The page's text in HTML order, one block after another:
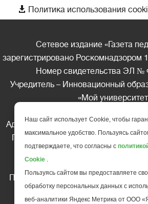
 Политика использования
Сетевое издание «Газета
зарегистрировано Роскомнадзором
Номер свидетельства ЭЛ №
Учредитель – Инновационный
«Мой
Адрес редакции: 185035 Россия,
Петрозаводск, ул. Фридриха
Телефон редакции: +7 (499)
Перепечатка материалов газеты
письменного разрешения
Наш сайт использует Cookie, чтобы
максимальное удобство. Пользуясь
подтверждаете, что согласны с
Cookie .
Пользуясь сайтом вы предоставляете
обработку персональных данных с
веб-аналитики Яндекс Метрика от ООО